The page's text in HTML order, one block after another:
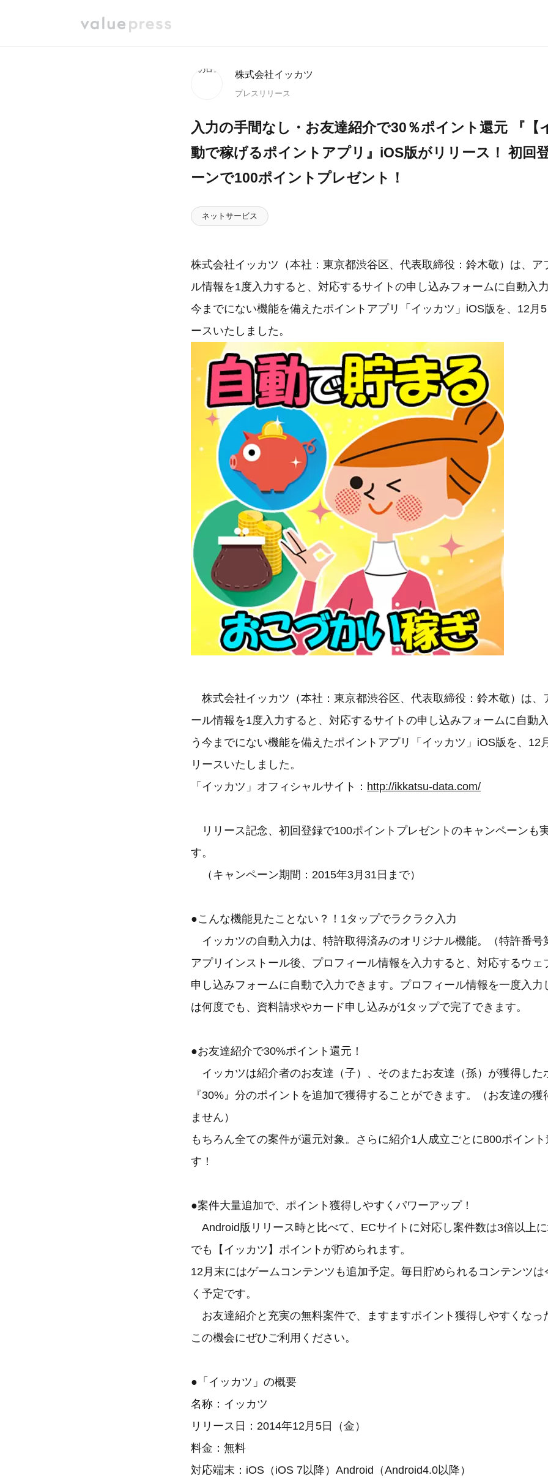
株式会社イッカツ
プレスリリース
入力の手間なし・お友達紹介で30％ポイント還元 『【
動で稼げるポイントアプリ』iOS版がリリース！ 初回
ーンで100ポイントプレゼント！
ネットサービス
株式会社イッカツ（本社：東京都渋谷区、代表取締役：鈴木敬）は、ア
ル情報を1度入力すると、対応するサイトの申し込みフォームに自動入
今までにない機能を備えたポイントアプリ「イッカツ」iOS版を、12月
ースいたしました。
株式会社イッカツ（本社：東京都渋谷区、代表取締役：鈴木敬）は、
ール情報を1度入力すると、対応するサイトの申し込みフォームに自動
う今までにない機能を備えたポイントアプリ「イッカツ」iOS版を、12
リースいたしました。
「イッカツ」オフィシャルサイト： http://ikkatsu-data.com/
リリース記念、初回登録で100ポイントプレゼントのキャンペーンも
す。
（キャンペーン期間：2015年3月31日まで）
●こんな機能見たことない？！1タップでラクラク入力
イッカツの自動入力は、特許取得済みのオリジナル機能。（特許番号
アプリインストール後、プロフィール情報を入力すると、対応するウェ
申し込みフォームに自動で入力できます。プロフィール情報を一度入力
は何度でも、資料請求やカード申し込みが1タップで完了できます。
●お友達紹介で30%ポイント還元！
イッカツは紹介者のお友達（子）、そのまたお友達（孫）が獲得した
『30%』分のポイントを追加で獲得することができます。（お友達の獲
ません）
もちろん全ての案件が還元対象。さらに紹介1人成立ごとに800ポイント
す！
●案件大量追加で、ポイント獲得しやすくパワーアップ！
Android版リリース時と比べて、ECサイトに対応し案件数は3倍以上
でも【イッカツ】ポイントが貯められます。
12月末にはゲームコンテンツも追加予定。毎日貯められるコンテンツは
く予定です。
お友達紹介と充実の無料案件で、ますますポイント獲得しやすくなっ
この機会にぜひご利用ください。
●「イッカツ」の概要
名称：イッカツ
リリース日：2014年12月5日（金）
料金：無料
対応端末：iOS（iOS 7以降）Android（Android4.0以降）